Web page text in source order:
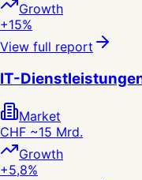
Growth
+15%
View full report
IT-
Market
CHF ~15 Mrd.
Growth
+5,8%